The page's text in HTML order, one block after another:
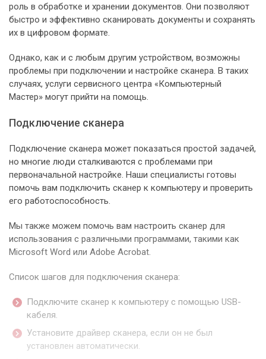
роль в обработке и хранении документов. Они позволяют
быстро и эффективно сканировать документы и сохранять
их в цифровом формате.
Однако, как и с любым другим устройством, возможны
проблемы при подключении и настройке сканера. В таких
случаях, услуги сервисного центра «Компьютерный
Мастер» могут прийти на помощь.
Подключение сканера
Подключение сканера может показаться простой задачей,
но многие люди сталкиваются с проблемами при
первоначальной настройке. Наши специалисты готовы
помочь вам подключить сканер к компьютеру и проверить
его работоспособность.
Мы также можем помочь вам настроить сканер для
использования с различными программами, такими как
Microsoft Word или Adobe Acrobat.
Список шагов для подключения сканера:
Подключите сканер к компьютеру с помощью USB-
кабеля.
Установите драйвер сканера, если он не был
установлен автоматически.